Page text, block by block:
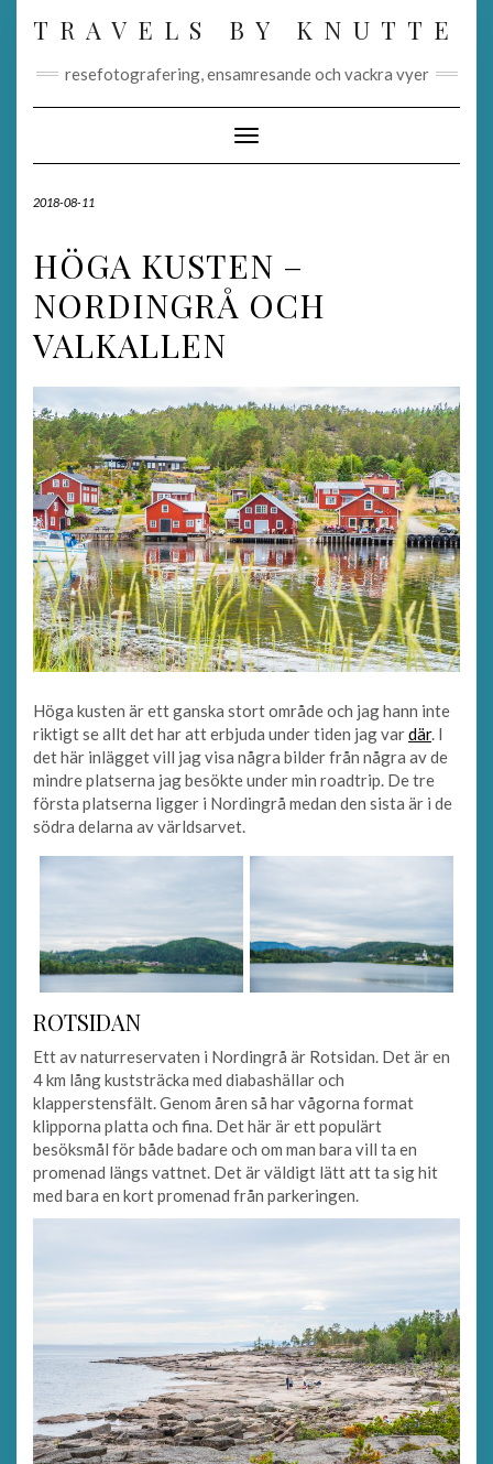
TRAVELS BY KNUTTE
resefotografering, ensamresande och vackra vyer
Toggle Navigation
2018-08-11
HÖGA KUSTEN –
NORDINGRÅ OCH
VALKALLEN
Höga kusten är ett ganska stort område och jag hann inte
riktigt se allt det har att erbjuda under tiden jag vardär. I
det här inlägget vill jag visa några bilder från några av de
mindre platserna jag besökte under min roadtrip. De tre
första platserna ligger i Nordingrå medan den sista är i de
södra delarna av världsarvet.
ROTSIDAN
Ett av naturreservaten i Nordingrå är Rotsidan. Det är en
4 km lång kuststräcka med diabashällar och
klapperstensfält. Genom åren så har vågorna format
klipporna platta och fina. Det här är ett populärt
besöksmål för både badare och om man bara vill ta en
promenad längs vattnet. Det är väldigt lätt att ta sig hit
med bara en kort promenad från parkeringen.